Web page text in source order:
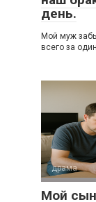
день.
Мой муж
всего за
драма
Мой